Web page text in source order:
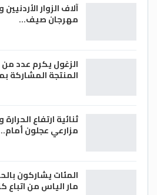
آلاف الزوار
مهرجان صيف…
الزغول يكرم عدد من
المنتجة المشاركة
ثنائية ارتفاع
مزارعي عجلون
المئات يشاركون
مار الياس من